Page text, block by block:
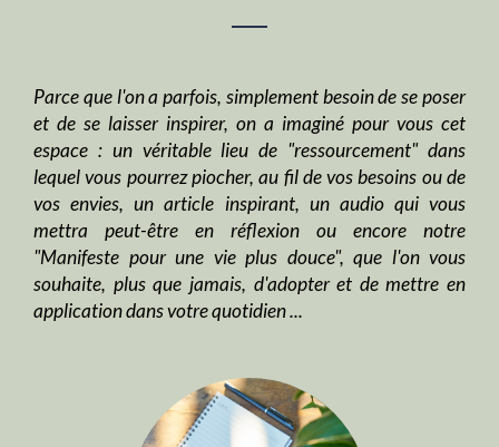
Parce que l'on a parfois, simplement besoin de se poser
et de se laisser inspirer, on a imaginé pour vous cet
espace : un véritable lieu de "ressourcement" dans
lequel vous pourrez piocher, au fil de vos besoins ou de
vos envies, un article inspirant, un audio qui vous
mettra peut-être en réflexion ou encore notre
"Manifeste pour une vie plus douce", que l'on vous
souhaite, plus que jamais, d'adopter et de mettre en
application dans votre quotidien ...